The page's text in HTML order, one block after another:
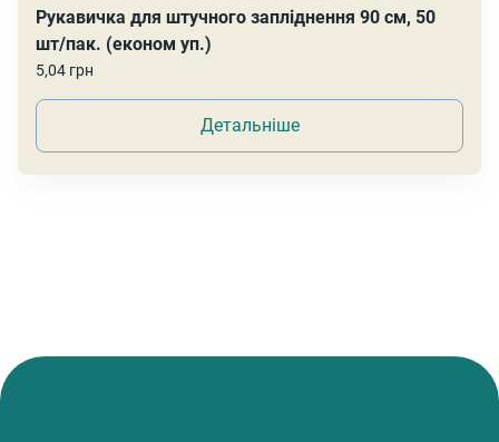
Рукавичка для штучного запліднення 90 см, 50
шт/пак. (економ уп.)
5,04 грн
Детальніше